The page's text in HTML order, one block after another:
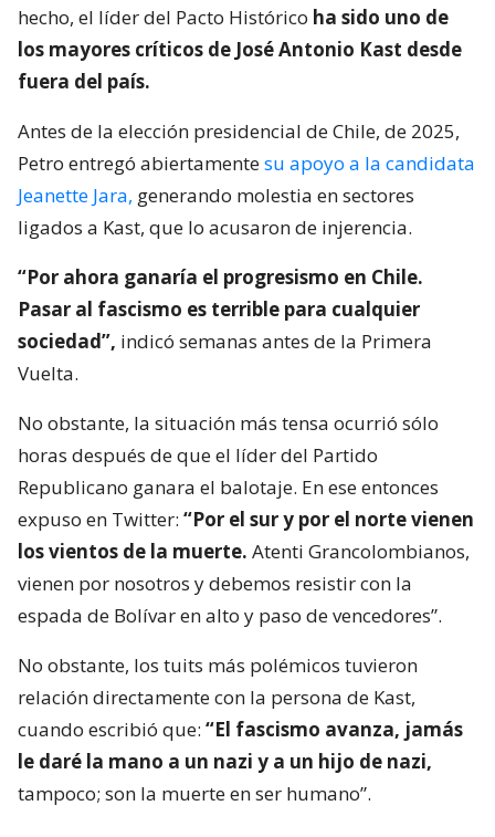
hecho, el líder del Pacto Histórico ha sido uno de
los mayores críticos de José Antonio Kast desde
fuera del país.
Antes de la elección presidencial de Chile, de 2025,
Petro entregó abiertamentesu apoyo a la candidata
Jeanette Jara, generando molestia en sectores
ligados a Kast, que lo acusaron de injerencia.
“Por ahora ganaría el progresismo en Chile.
Pasar al fascismo es terrible para cualquier
sociedad”, indicó semanas antes de la Primera
Vuelta.
No obstante, la situación más tensa ocurrió sólo
horas después de que el líder del Partido
Republicano ganara el balotaje. En ese entonces
expuso en Twitter: “Por el sur y por el norte vienen
los vientos de la muerte. Atenti Grancolombianos,
vienen por nosotros y debemos resistir con la
espada de Bolívar en alto y paso de vencedores”.
No obstante, los tuits más polémicos tuvieron
relación directamente con la persona de Kast,
cuando escribió que: “El fascismo avanza, jamás
le daré la mano a un nazi y a un hijo de nazi,
tampoco; son la muerte en ser humano”.